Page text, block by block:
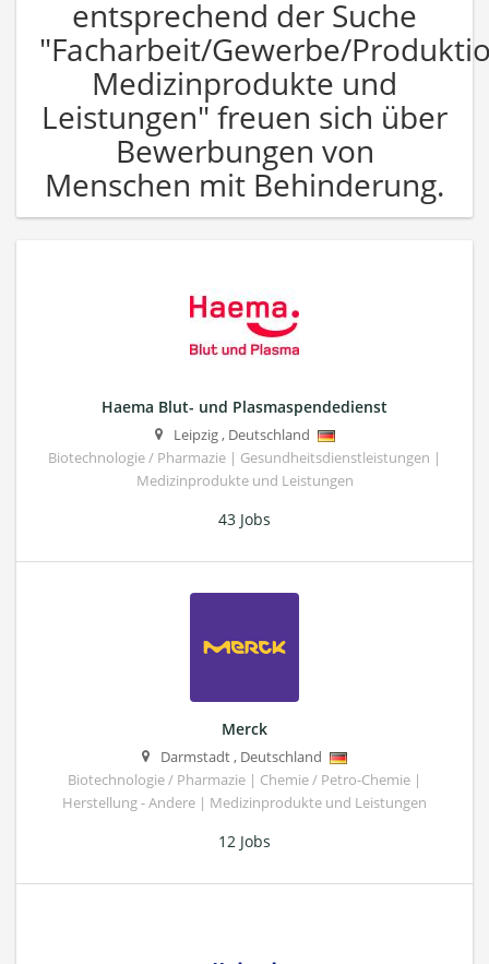
entsprechend der Suche
"Facharbeit/Gewerbe/
Medizinprodukte und
Leistungen" freuen sich über
Bewerbungen von
Menschen mit Behinderung.
Haema Blut- und Plasmaspendedienst
Leipzig, Deutschland
Biotechnologie / Pharmazie | Gesundheitsdienstleistungen |
Medizinprodukte und Leistungen
43 Jobs
Merck
Darmstadt, Deutschland
Biotechnologie / Pharmazie | Chemie / Petro-Chemie |
Herstellung - Andere | Medizinprodukte und Leistungen
12 Jobs